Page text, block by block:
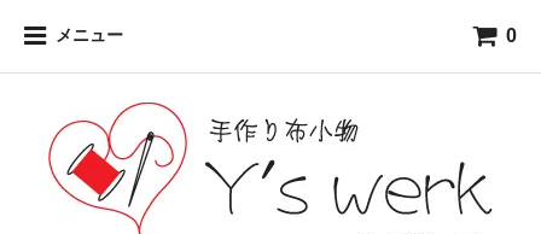
メニュー 0